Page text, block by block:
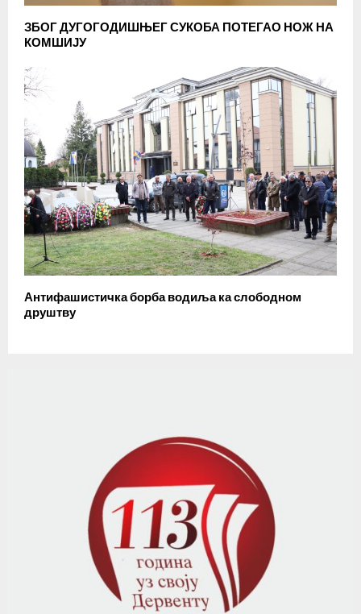
ЗБОГ ДУГОГОДИШЊЕГ СУКОБА ПОТЕГАО НОЖ НА
КОМШИЈУ
Антифашистичка борба водиља ка слободном
друштву